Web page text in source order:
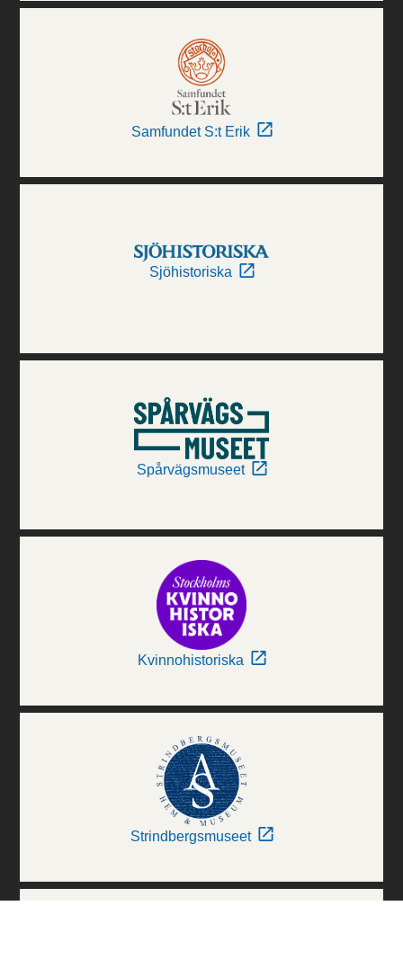
Samfundet S:t Erik
Sjöhistoriska
Spårvägsmuseet
Kvinnohistoriska
Strindbergsmuseet